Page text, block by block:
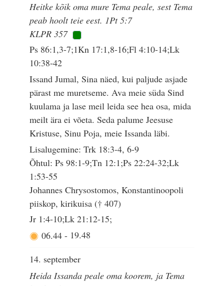
Heitke kõik oma mure Tema peale, sest Tema
peab hoolt teie eest. 1Pt 5:7
KLPR 357
Ps 86:1,3-7;1Kn 17:1,8-16;Fl 4:10-14;Lk
10:38-42
Issand Jumal, Sina näed, kui paljude asjade
pärast me muretseme. Ava meie süda Sind
kuulama ja lase meil leida see hea osa, mida
meilt ära ei võeta. Seda palume Jeesuse
Kristuse, Sinu Poja, meie Issanda läbi.
Lisalugemine: Trk 18:3-4, 6-9
Õhtul: Ps 98:1-9;Tn 12:1;Ps 22:24-32;Lk
1:53-55
Johannes Chrysostomos, Konstantinoopoli
piiskop, kirikuisa († 407)
Jr 1:4-10;Lk 21:12-15;
06.44 - 19.48
14. september
Heida Issanda peale oma koorem, ja Tema